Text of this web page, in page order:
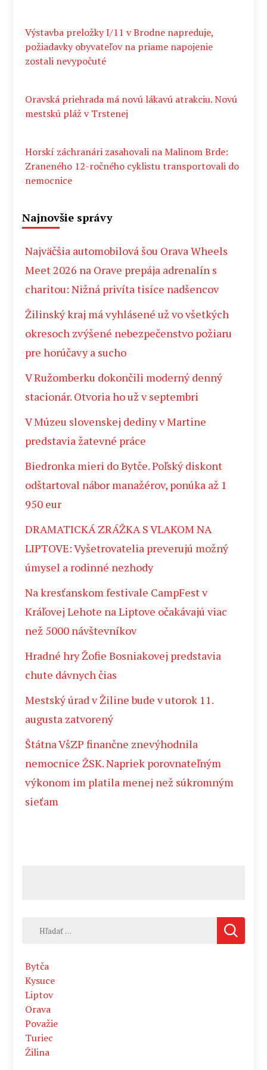
Výstavba preložky I/11 v Brodne napreduje,
požiadavky obyvateľov na priame napojenie
zostali nevypočuté
Oravská priehrada má novú lákavú atrakciu. Novú
mestskú pláž v Trstenej
Horskí záchranári zasahovali na Malinom Brde:
Zraneného 12-ročného cyklistu transportovali do
nemocnice
Najnovšie správy
Najväčšia automobilová šou Orava Wheels
Meet 2026 na Orave prepája adrenalín s
charitou: Nižná privíta tisíce nadšencov
Žilinský kraj má vyhlásené už vo všetkých
okresoch zvýšené nebezpečenstvo požiaru
pre horúčavy a sucho
V Ružomberku dokončili moderný denný
stacionár. Otvoria ho už v septembri
V Múzeu slovenskej dediny v Martine
predstavia žatevné práce
Biedronka mieri do Bytče. Poľský diskont
odštartoval nábor manažérov, ponúka až 1
950 eur
DRAMATICKÁ ZRÁŽKA S VLAKOM NA
LIPTOVE: Vyšetrovatelia preverujú možný
úmysel a rodinné nezhody
Na kresťanskom festivale CampFest v
Kráľovej Lehote na Liptove očakávajú viac
než 5000 návštevníkov
Hradné hry Žofie Bosniakovej predstavia
chute dávnych čias
Mestský úrad v Žiline bude v utorok 11.
augusta zatvorený
Štátna VšZP finančne znevýhodnila
nemocnice ŽSK. Napriek porovnateľným
výkonom im platila menej než súkromným
sieťam
Hľadať:
Bytča
Kysuce
Liptov
Orava
Považie
Turiec
Žilina